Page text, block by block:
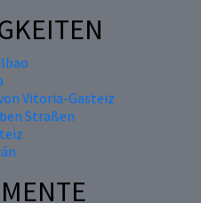
Vitoria-Gasteiz
Straßen